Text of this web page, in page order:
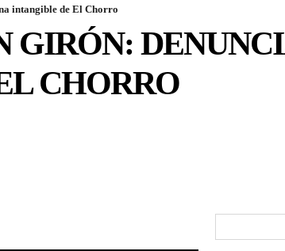
intangible de El Chorro
CHORRO